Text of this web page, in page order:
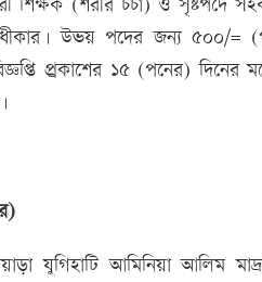
উভয় পদের জন্য ৫০০/=
প্র্রকাশের ১৫ (পনের) দিনের
যুগিহাটি আমিনিয়া আলিম